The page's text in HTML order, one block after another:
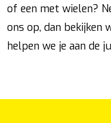
of een met wielen?
ons op, dan bekijken
helpen we je aan de